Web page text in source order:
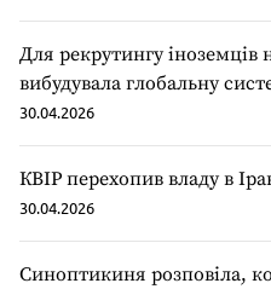
Для рекрутингу іноземців
вибудувала глобальну
30.04.2026
КВІР перехопив владу в
30.04.2026
Синоптикиня розповіла,